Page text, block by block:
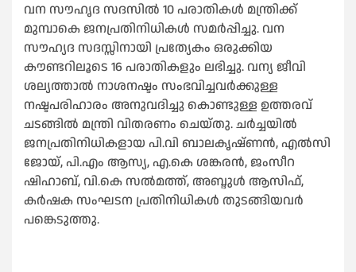
വന സൗഹൃദ സദസില്‍ 10 പരാതികള്‍ മന്ത്രിക്ക്
മുമ്പാകെ ജനപ്രതിനിധികള്‍ സമര്‍പ്പിച്ചു. വന
സൗഹ്യദ സദസ്സിനായി പ്രത്യേകം ഒരുക്കിയ
കൗണ്ടറിലൂടെ 16 പരാതികളും ലഭിച്ചു. വന്യ ജീവി
ശല്യത്താല്‍ നാശനഷ്ടം സംഭവിച്ചവര്‍ക്കുള്ള
നഷ്ടപരിഹാരം അനുവദിച്ചു കൊണ്ടുള്ള ഉത്തരവ്
ചടങ്ങില്‍ മന്ത്രി വിതരണം ചെയ്തു. ചര്‍ച്ചയില്‍
ജനപ്രതിനിധികളായ പി.വി ബാലകൃഷ്ണന്‍, എല്‍സി
ജോയ്, പി.എം ആസ്യ, എ.കെ ശങ്കരന്‍, ജംസീറ
ഷിഹാബ്, വി.കെ സല്‍മത്ത്, അബ്ദുള്‍ ആസിഫ്,
കര്‍ഷക സംഘടന പ്രതിനിധികള്‍ തുടങ്ങിയവര്‍
പങ്കെടുത്തു.